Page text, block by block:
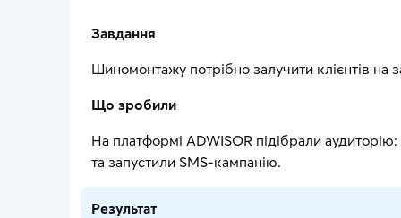
Завдання
Шиномонтажу потрібно залучити клієнтів
Що зробили
На платформі ADWISOR підібрали
та запустили SMS-кампанію.
Результат